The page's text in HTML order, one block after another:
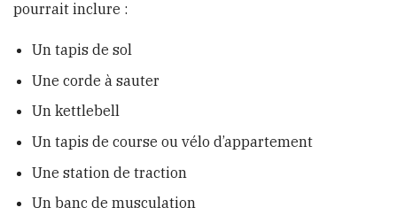
pourrait inclure :
Un tapis de sol
Une corde à sauter
Un kettlebell
Un tapis de course ou vélo d’appartement
Une station de traction
Un banc de musculation